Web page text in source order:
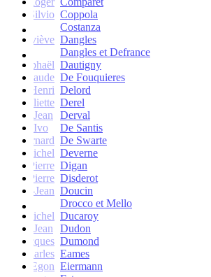
Silvio Coppola
Costanza
Geneviève Dangles
Dangles et Defrance
Raphaël Dautigny
Claude De Fouquieres
Henri Delord
Juliette Derel
Jean
Derval
Ivo
De Santis
Bernard De Swarte
Michel Deverne
Pierre Digan
Pierre Disderot
André-Jean Doucin
Drocco et Mello
Michel Ducaroy
Jean
Dudon
Jacques Dumond
Charles Eames
Egon Eiermann